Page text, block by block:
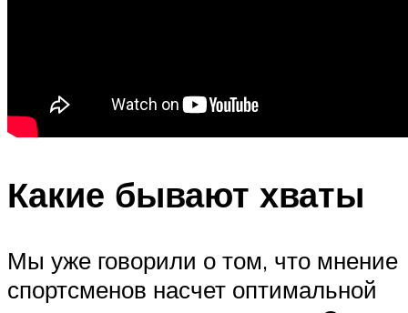
Какие бывают хваты
Мы уже говорили о том, что мнение
спортсменов насчет оптимальной